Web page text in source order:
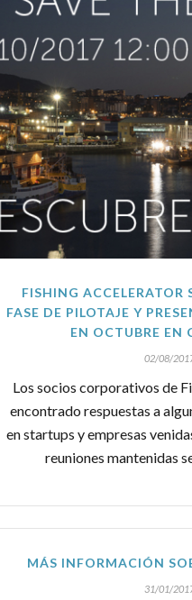
FISHING ACCELERATOR
FASE DE PILOTAJE Y
EN OCTUBRE EN
02/08/
Los socios corporativos de
encontrado respuestas a
en startups y empresas
reuniones mantenidas
MÁS INFORMACIÓN
31/01/